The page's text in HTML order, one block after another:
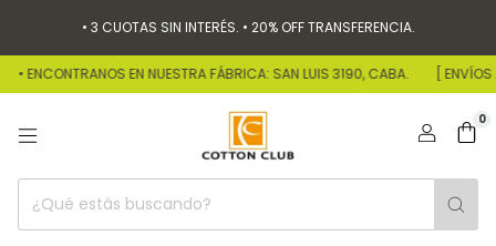
• 3 CUOTAS SIN INTERÉS. • 20% OFF TRANSFERENCIA.
• ENCONTRANOS EN NUESTRA FÁBRICA: SAN LUIS 3190, CABA. [ ENVÍOS
0